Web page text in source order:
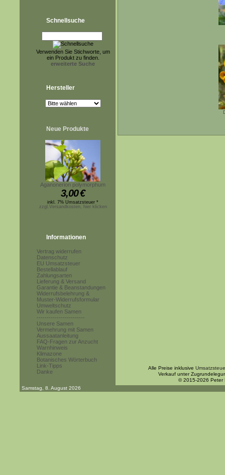
Schnellsuche
Verwenden Sie Stichworte, um
ein Produkt zu finden.
erweiterte Suche
Hersteller
Neue Produkte
Aganonerion polymorphum
3,00€
inkl. 7% Umsatzsteuer *
zzgl.Versandkosten, hier klicken
Informationen
Vertrag widerrufen
Datenschutz
EU Umsatzsteuer
Bestellablauf
Zahlungsarten
Lieferung & Versand
Garantie & Beanstandungen
Widerrufsbelehrung &
Muster-Widerrufsformular
Umweltschutz
Wir kaufen Samen
------------------------
Unsere Samen
Vermehrung mit Samen
Aussaatanleitung
FAQ-Fragen zur Anzucht
Warnhinweis
Klimazone
Botanisches Wörterbuch
Link-Tipps
Danke
Alle Preise inklusive
Verkauf unter
© 2015-2026 Peter
Samstag, 8. August 2026